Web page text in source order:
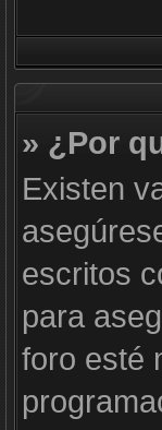
» ¿Por
Existen
escritos
para
foro esté